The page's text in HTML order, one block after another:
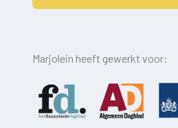
Marjolein heeft gewerkt voor: